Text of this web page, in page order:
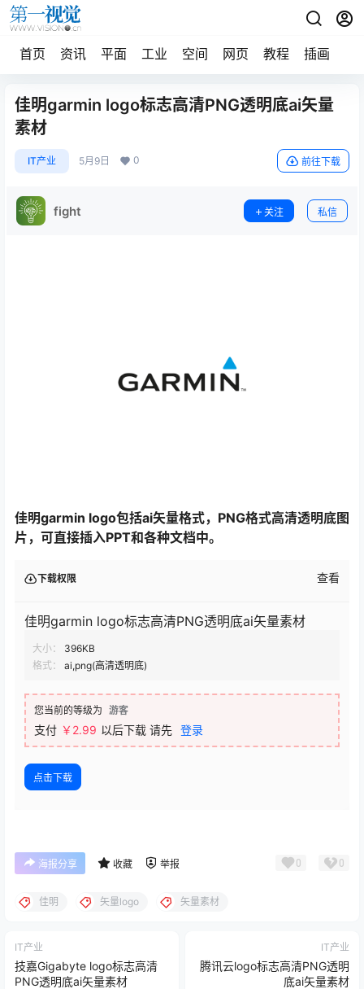
首页 资讯 平面 工业 空间 网页 教程 插画
佳明garmin logo标志高清PNG透明底ai矢量
素材
IT产业 5月9日 0 前往下载
fight 关注 私信
佳明garmin logo包括ai矢量格式，PNG格式高清透明底图
片，可直接插入PPT和各种文档中。
下载权限 查看
佳明garmin logo标志高清PNG透明底ai矢量素材
大小：
396KB
格式：
ai,png(高清透明底)
您当前的等级为 游客
支付 ￥ 2.99 以后下载 请先 登录
点击下载
海报分享 收藏 举报 0 0
佳明 矢量logo 矢量素材
IT产业
技嘉Gigabyte logo标志高清
PNG透明底ai矢量素材
IT产业
腾讯云logo标志高清PNG透明
底ai矢量素材